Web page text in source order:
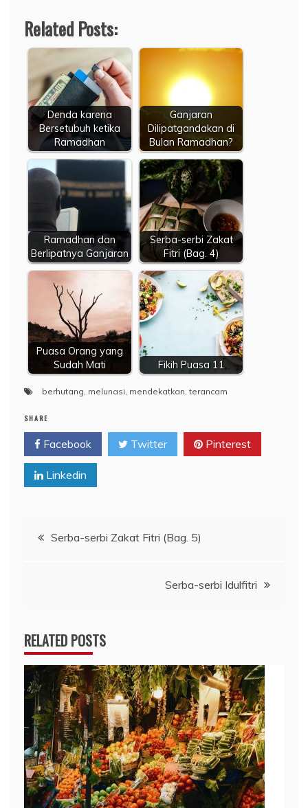
Related Posts:
Denda karena
Bersetubuh ketika
Ramadhan
Ganjaran
Dilipatgandakan di
Bulan Ramadhan?
Ramadhan dan
Berlipatnya Ganjaran
Serba-serbi Zakat
Fitri (Bag. 4)
Puasa Orang yang
Sudah Mati
Fikih Puasa 11
berhutang melunasi mendekatkan ,terancam
SHARE
Facebook Twitter Pinterest
Linkedin
Navigasi
Serba-serbi Zakat Fitri (Bag. 5)
Serba-serbi Idulfitri
RELATED POSTS